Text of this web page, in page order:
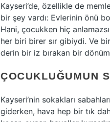
Kayseri’de, özellikle de
bir şey vardı: Evlerinin önü
Hani, çocukken hiç
her biri birer sır gibiydi. Ve
derin bir iz bırakan bir
ÇOCUKLUĞUMUN
Kayseri’nin sokakları
giderken, hava hep bir tık